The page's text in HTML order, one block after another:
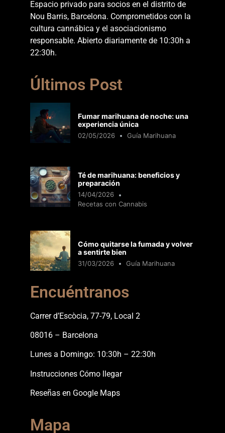
Espacio privado para socios en el distrito de
Nou Barris, Barcelona. Comprometidos con la
cultura cannábica y el asociacionismo
responsable. Abierto diariamente de 10:30h a
22:30h.
Últimos Post
Fumar marihuana de noche: una
experiencia única
02/05/2026 Guía Marihuana
Té de marihuana: beneficios y
preparación
14/04/2026
Recetas con Cannabis
Cómo quitarse la fumada y volver
a sentirte bien
31/03/2026 Guía Marihuana
Encuéntranos
Carrer d’Escòcia, 77-79, Local 2
08016 – Barcelona
Lunes a Domingo: 10:30h – 22:30h
Instrucciones Cómo llegar
Reseñas en Google Maps
Mapa